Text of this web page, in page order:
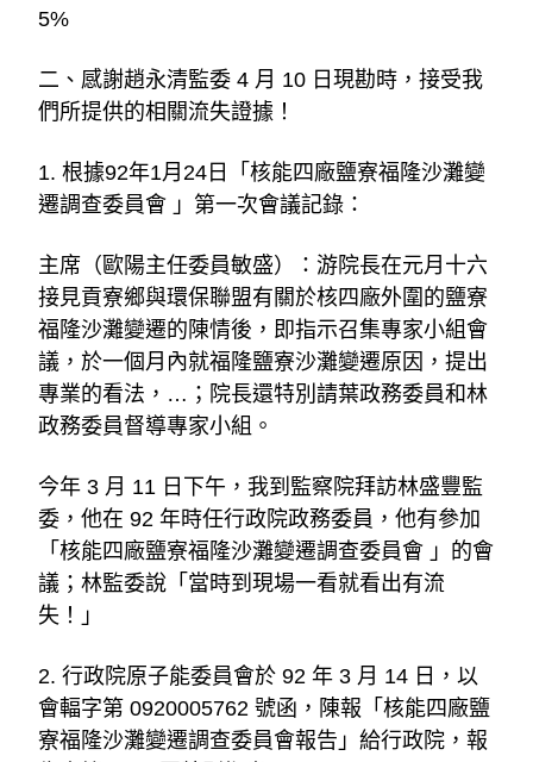
5%
二、感謝趙永清監委 4 月 10 日現勘時，接受我
們所提供的相關流失證據！
1. 根據92年1月24日「核能四廠鹽寮福隆沙灘變
遷調查委員會 」第一次會議記錄：
主席（歐陽主任委員敏盛）：游院長在元月十六
接見貢寮鄉與環保聯盟有關於核四廠外圍的鹽寮
福隆沙灘變遷的陳情後，即指示召集專家小組會
議，於一個月內就福隆鹽寮沙灘變遷原因，提出
專業的看法，…；院長還特別請葉政務委員和林
政務委員督導專家小組。
今年 3 月 11 日下午，我到監察院拜訪林盛豐監
委，他在 92 年時任行政院政務委員，他有參加
「核能四廠鹽寮福隆沙灘變遷調查委員會 」的會
議；林監委說「當時到現場一看就看出有流
失！」
2. 行政院原子能委員會於 92 年 3 月 14 日，以
會輻字第 0920005762 號函，陳報「核能四廠鹽
寮福隆沙灘變遷調查委員會報告」給行政院，報